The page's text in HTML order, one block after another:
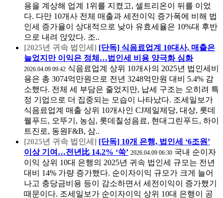
용을 계상해 업계 1위를 지켰고, 셀트리온이 뒤를 이었
다. 다만 10개사 전체 매출과 세전이익 증가폭에 비해 법
인세 증가율이 상대적으로 낮아 유효세율은 10%대 후반
으로 내려 앉았다. 조..
[2025년 귀속 법인세] [단독] 식음료업계 10대사, 매출은
늘었지만 이익은 정체…법인세 비용 양극화 심화
2026.04.09 09:42 식음료업계 상위 10개사의 2025년 법인세비
용은 총 3074억만원으로 전년 3248억만원 대비 5.4% 감
소했다. 전체 세 부담은 줄었지만, 납세 구조는 오히려 특
정 기업으로 더 집중되는 모습이 나타났다. 조세일보가
식음료업계 매출 상위 10개사인 CJ제일제당, 대상, 롯데
웰푸드, 오뚜기, 농심, 롯데칠성음료, 현대그린푸드, 하이
트진로, 동원F&B, 삼..
[2025년 귀속 법인세] [단독] 10개 은행, 법인세 ‘6조원’
이상 기여…전년比 14.2% ‘쑥’ 2026.04.09 06:30 국내 순이자
이익 상위 10대 은행의 2025년 귀속 법인세 규모는 전년
대비 14% 가량 증가했다. 순이자이익 규모가 크게 늘어
나고 충당금비용 등이 감소하면서 세전이익이 증가했기
때문이다. 조세일보가 순이자이익 상위 10대 은행이 공